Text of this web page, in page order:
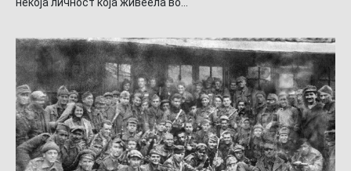
некоја личност која живеела во…